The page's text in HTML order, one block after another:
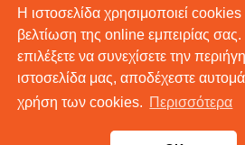
Η ιστοσελίδα χρησιμοποιεί
βελτίωση της online εμπειρίας
επιλέξετε να συνεχίσετε την
ιστοσελίδα μας, αποδέχεστε
χρήση των cookies. Περισσότερα
Όροι Χρήσης
Πολιτική
Πολιτική Cookies